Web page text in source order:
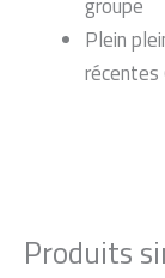
Plein
récentes
Produits